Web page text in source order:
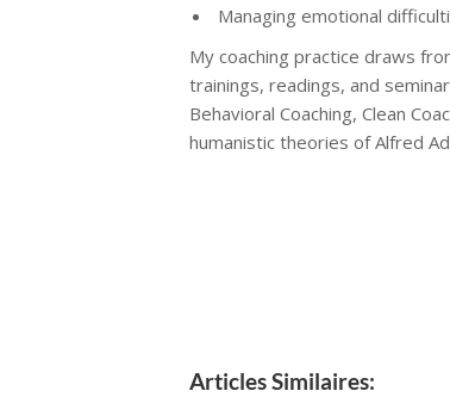
Managing emotional
My coaching practice draws
trainings, readings, and
Behavioral Coaching, Clean
humanistic theories of Alfred
Articles Similaires: